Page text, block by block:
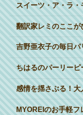
スイーツ・ア・ラ・
翻訳家レミのここ
吉野亜衣子の毎日
ちはるのパーリー
感情を揺さぶる！
MYOREIのお手軽フ